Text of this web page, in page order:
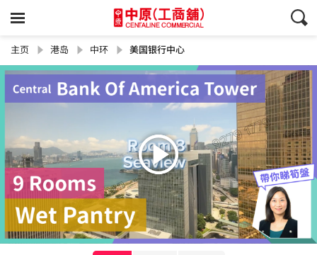
主页 港岛 中环 美国银行中心